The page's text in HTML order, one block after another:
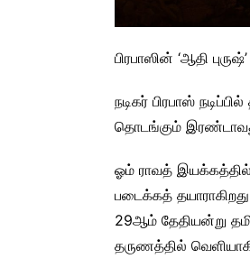
பிரபாஸின் ‘ஆதி
நடிகர் பிரபாஸ்
தொடங்கும் இரண்டாவது
ஓம் ராவத் இயக்கத்தில்
படைக்கத்
29ஆம் தேதியன்று
தருணத்தில்